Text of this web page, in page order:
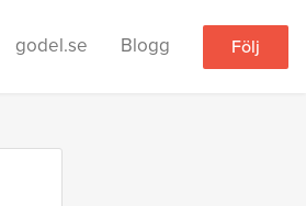
godel.se Blogg Följ